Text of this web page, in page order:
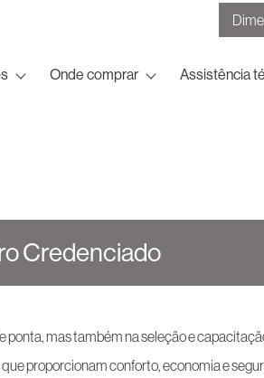
Onde comprar Assistência
Credenciado
mas também na seleção e
proporcionam conforto, economia e